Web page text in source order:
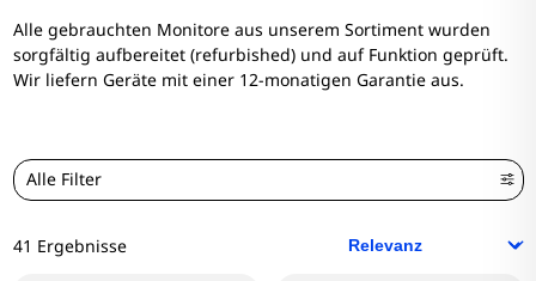
Alle gebrauchten Monitore aus unserem Sortiment wurden
sorgfältig aufbereitet (refurbished) und auf Funktion geprüft.
Wir liefern Geräte mit einer 12-monatigen Garantie aus.
Alle Filter
41 Ergebnisse